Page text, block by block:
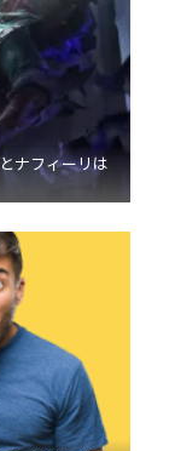
ナフィーリは